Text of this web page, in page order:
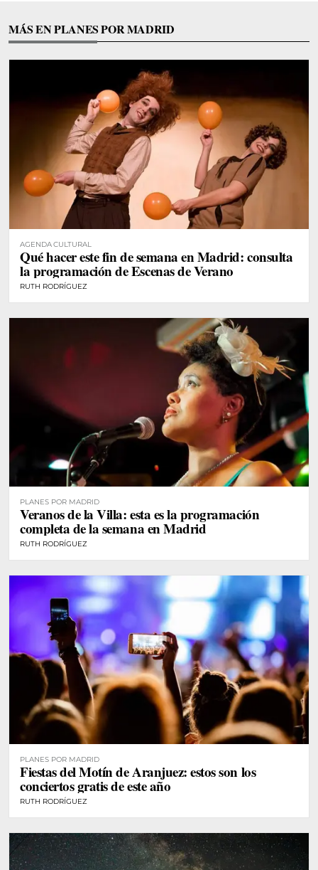
MÁS EN PLANES POR MADRID
AGENDA CULTURAL
Qué hacer este fin de semana en Madrid: consulta
la programación de Escenas de Verano
RUTH RODRÍGUEZ
PLANES POR MADRID
Veranos de la Villa: esta es la programación
completa de la semana en Madrid
RUTH RODRÍGUEZ
PLANES POR MADRID
Fiestas del Motín de Aranjuez: estos son los
conciertos gratis de este año
RUTH RODRÍGUEZ